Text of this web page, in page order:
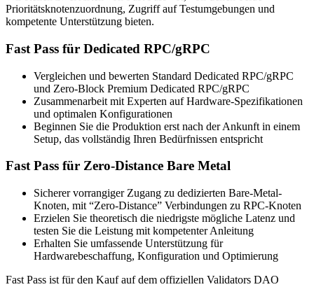
Prioritätsknotenzuordnung, Zugriff auf Testumgebungen und
kompetente Unterstützung bieten.
Fast Pass für Dedicated RPC/gRPC
Vergleichen und bewerten Standard Dedicated RPC/gRPC
und Zero-Block Premium Dedicated RPC/gRPC
Zusammenarbeit mit Experten auf Hardware-Spezifikationen
und optimalen Konfigurationen
Beginnen Sie die Produktion erst nach der Ankunft in einem
Setup, das vollständig Ihren Bedürfnissen entspricht
Fast Pass für Zero-Distance Bare Metal
Sicherer vorrangiger Zugang zu dedizierten Bare-Metal-
Knoten, mit “Zero-Distance” Verbindungen zu RPC-Knoten
Erzielen Sie theoretisch die niedrigste mögliche Latenz und
testen Sie die Leistung mit kompetenter Anleitung
Erhalten Sie umfassende Unterstützung für
Hardwarebeschaffung, Konfiguration und Optimierung
Fast Pass ist für den Kauf auf dem offiziellen Validators DAO